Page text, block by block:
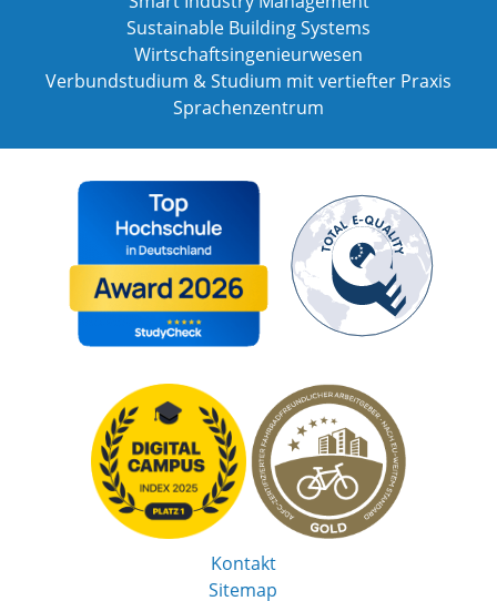
Sustainable Building Systems
Wirtschaftsingenieurwesen
Verbundstudium & Studium mit vertiefter Praxis
Sprachenzentrum
Kontakt
Sitemap